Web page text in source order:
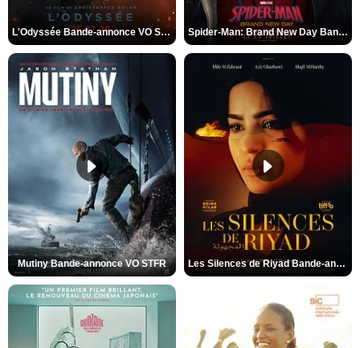
L'Odyssée Bande-annonce VO STFR Spider-Man: Brand New Day Bande-annonce VO STFR
Mutiny Bande-annonce VO STFR Les Silences de Riyad Bande-annonce VO STFR